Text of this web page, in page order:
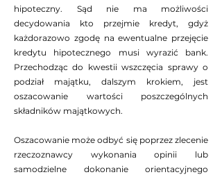
hipoteczny. Sąd nie ma możliwości
decydowania kto przejmie kredyt, gdyż
każdorazowo zgodę na ewentualne przejęcie
kredytu hipotecznego musi wyrazić bank.
Przechodząc do kwestii wszczęcia sprawy o
podział majątku, dalszym krokiem, jest
oszacowanie wartości poszczególnych
składników majątkowych.
Oszacowanie może odbyć się poprzez zlecenie
rzeczoznawcy wykonania opinii lub
samodzielne dokonanie orientacyjnego